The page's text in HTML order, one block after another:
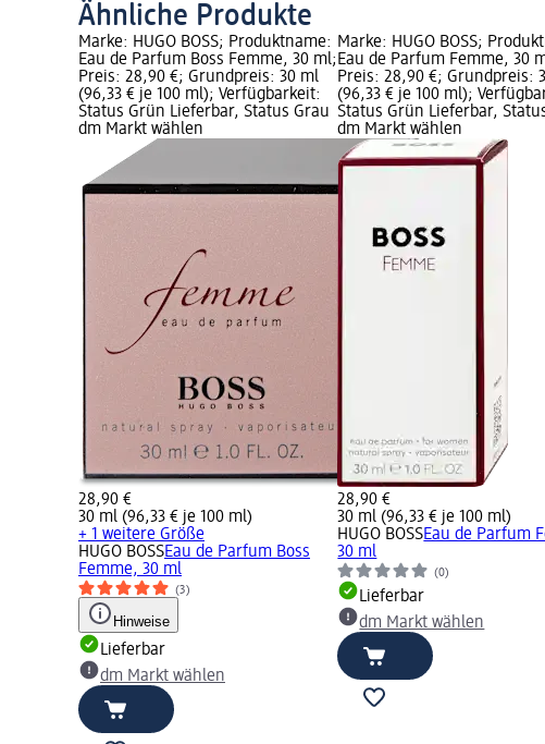
Ähnliche Produkte
Marke: HUGO BOSS; Produktname:
Eau de Parfum Boss Femme, 30 ml;
Preis: 28,90 €; Grundpreis: 30 ml
(96,33 € je 100 ml); Verfügbarkeit:
Status Grün Lieferbar, Status Grau
dm Markt wählen
28,90 €
30 ml (96,33 € je 100 ml)
+ 1 weitere Größe
HUGO BOSSEau de Parfum Boss
Femme, 30 ml
(3)
Hinweise
Lieferbar
dm Markt wählen
Marke: HUGO BOSS;
Eau de Parfum Femme, 30
Preis: 28,90 €; Grundpreis:
(96,33 € je 100 ml);
Status Grün Lieferbar,
dm Markt wählen
28,90 €
30 ml (96,33 € je 100 ml)
HUGO BOSSEau de Parfum
30 ml
(0)
Lieferbar
dm Markt wählen